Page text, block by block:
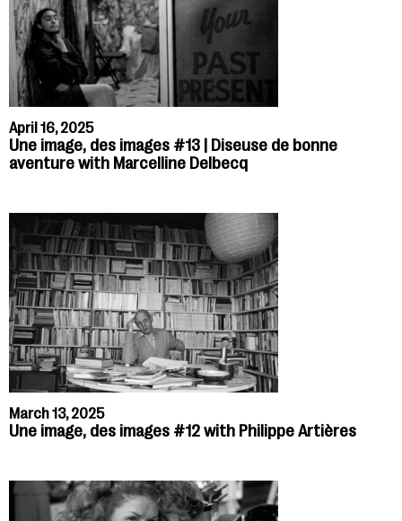
April 16, 2025
Une image, des images #13 | Diseuse de bonne
aventure with Marcelline Delbecq
March 13, 2025
Une image, des images #12 with Philippe Artières